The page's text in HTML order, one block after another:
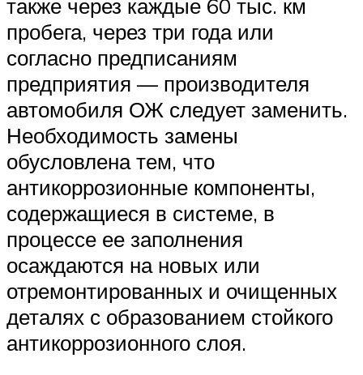
также через каждые 60 тыс. км
пробега, через три года или
согласно предписаниям
предприятия — производителя
автомобиля ОЖ следует заменить.
Необходимость замены
обусловлена тем, что
антикоррозионные компоненты,
содержащиеся в системе, в
процессе ее заполнения
осаждаются на новых или
отремонтированных и очищенных
деталях с образованием стойкого
антикоррозионного слоя.